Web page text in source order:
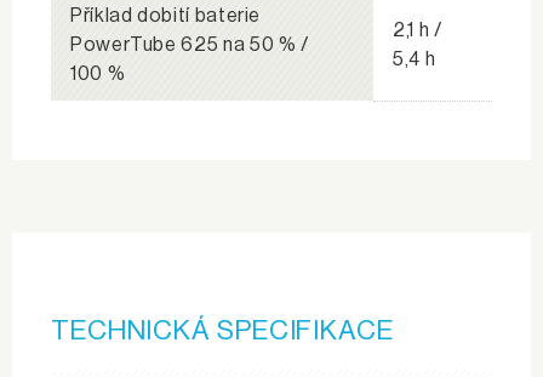
Příklad dobití baterie
PowerTube 625 na 50 % /
100 %
2,1 h /
5,4 h
TECHNICKÁ SPECIFIKACE